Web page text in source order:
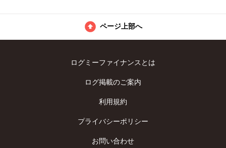
ページ上部へ
ログミーファイナンスとは
ログ掲載のご案内
利用規約
プライバシーポリシー
お問い合わせ